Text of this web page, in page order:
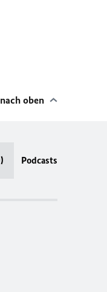
nach oben
Podcasts